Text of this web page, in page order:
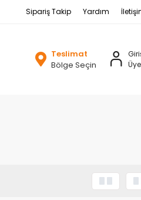
Sipariş Takip Yardım
Teslimat
Bölge Seçin